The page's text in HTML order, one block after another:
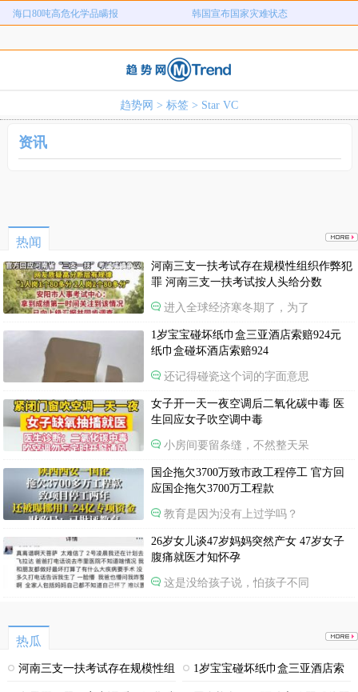
海口80吨高危化学品瞒报 韩国宣布国家灾难状态
元
女子开一天一夜空调后二氧化碳中毒 国企拖欠3700万致市政工程停工
女子用漏洞0元买了3千台电器 直播自杀日本女网红已身亡
海口80吨高危化学品瞒报
趋势网 > 标签 > Star VC
资讯
热闻
河南三支一扶考试存在规模性组织作弊犯
罪 河南三支一扶考试按人头给分数
进入全球经济寒冬期了，为了
1岁宝宝碰坏纸巾盒三亚酒店索赔924元
纸巾盒碰坏酒店索赔924
还记得碰瓷这个词的字面意思
女子开一天一夜空调后二氧化碳中毒 医
生回应女子吹空调中毒
小房间要留条缝，不然整天呆
国企拖欠3700万致市政工程停工 官方回
应国企拖欠3700万工程款
教育是因为没有上过学吗？
26岁女儿谈47岁妈妈突然产女 47岁女子
腹痛就医才知怀孕
这是没给孩子说，怕孩子不同
热瓜
河南三支一扶考试存在规模性组
1岁宝宝碰坏纸巾盒三亚酒店索